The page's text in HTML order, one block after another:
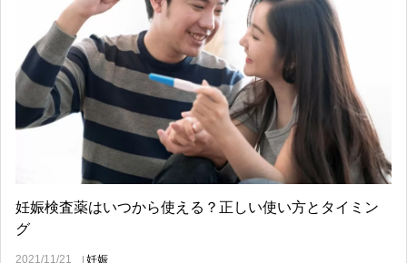
妊娠検査薬はいつから使える？正しい使い方とタイミン
グ
2021/11/21
妊娠